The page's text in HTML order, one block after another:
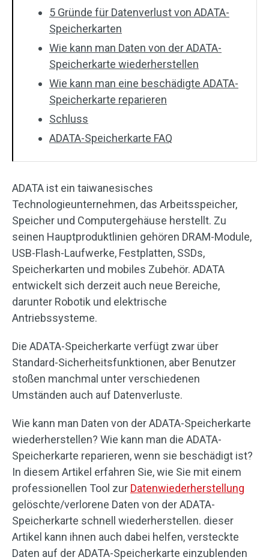
5 Gründe für Datenverlust von ADATA-
Speicherkarten
Wie kann man Daten von der ADATA-
Speicherkarte wiederherstellen
Wie kann man eine beschädigte ADATA-
Speicherkarte reparieren
Schluss
ADATA-Speicherkarte FAQ
ADATA ist ein taiwanesisches
Technologieunternehmen, das Arbeitsspeicher,
Speicher und Computergehäuse herstellt. Zu
seinen Hauptproduktlinien gehören DRAM-Module,
USB-Flash-Laufwerke, Festplatten, SSDs,
Speicherkarten und mobiles Zubehör. ADATA
entwickelt sich derzeit auch neue Bereiche,
darunter Robotik und elektrische
Antriebssysteme.
Die ADATA-Speicherkarte verfügt zwar über
Standard-Sicherheitsfunktionen, aber Benutzer
stoßen manchmal unter verschiedenen
Umständen auch auf Datenverluste.
Wie kann man Daten von der ADATA-Speicherkarte
wiederherstellen? Wie kann man die ADATA-
Speicherkarte reparieren, wenn sie beschädigt ist?
In diesem Artikel erfahren Sie, wie Sie mit einem
professionellen Tool zur Datenwiederherstellung
gelöschte/verlorene Daten von der ADATA-
Speicherkarte schnell wiederherstellen. dieser
Artikel kann ihnen auch dabei helfen, versteckte
Daten auf der ADATA-Speicherkarte einzublenden